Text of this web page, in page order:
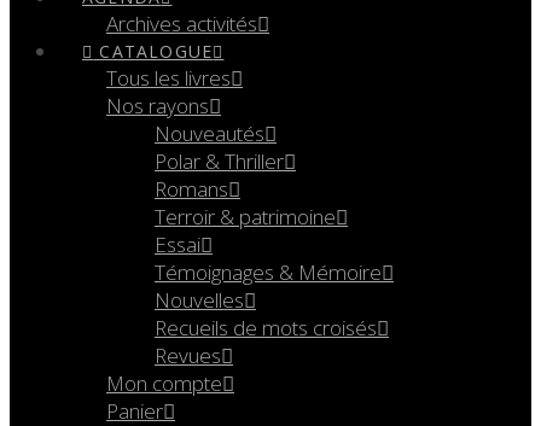
Archives activités
CATALOGUE
Tous les livres
Nos rayons
Nouveautés
Polar & Thriller
Romans
Terroir & patrimoine
Essai
Témoignages & Mémoire
Nouvelles
Recueils de mots croisés
Revues
Mon compte
Panier